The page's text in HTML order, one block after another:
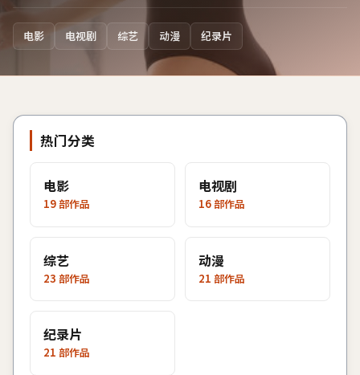
电影 电视剧 综艺 动漫 纪录片
热门分类
电影
19 部作品
电视剧
16 部作品
综艺
23 部作品
动漫
21 部作品
纪录片
21 部作品